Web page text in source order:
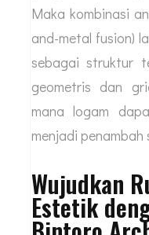
Maka kombinasi
and-metal fusion)
sebagai struktur
geometris dan
mana logam
menjadi penambah
Wujudkan
Estetik